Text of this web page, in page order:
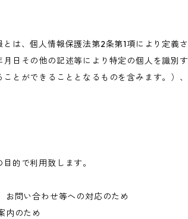
は、個人情報保護法第2条第1項により定義
日その他の記述等により特定の個人を識別
とができることとなるものを含みます。）
的で利用致します。
お問い合わせ等への対応のため
内のため